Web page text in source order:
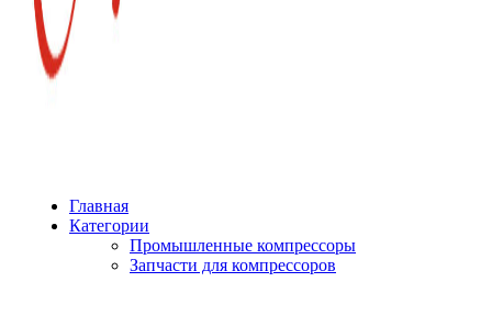
Главная
Категории
Промышленные компрессоры
Запчасти для компрессоров